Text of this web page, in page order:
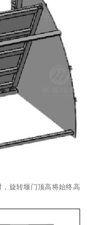
旋转堰门顶高将始终高